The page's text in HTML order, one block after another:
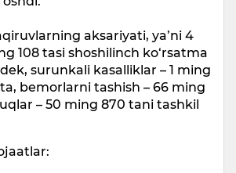
aksariyati, ya’ni 4
108 tasi shoshilinch ko‘rsatma
surunkali kasalliklar – 1 ming
bemorlarni tashish – 66 ming
– 50 ming 870 tani tashkil